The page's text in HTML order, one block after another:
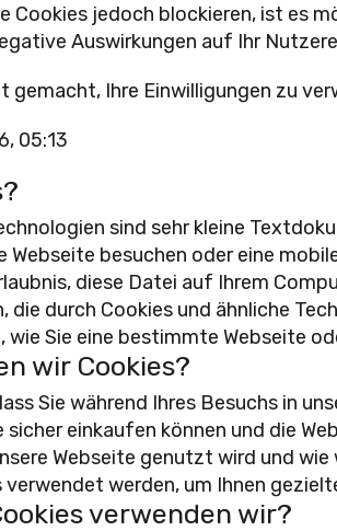
Cookies jedoch blockieren, ist es
Auswirkungen auf Ihr
gemacht, Ihre Einwilligungen zu
05:13
sind sehr kleine
Webseite besuchen oder eine
diese Datei auf Ihrem
durch Cookies und ähnliche
wie Sie eine bestimmte Webseite
wir Cookies?
Sie während Ihres Besuchs in
sicher einkaufen können und die
Webseite genutzt wird und
verwendet werden, um Ihnen
verwenden wir?